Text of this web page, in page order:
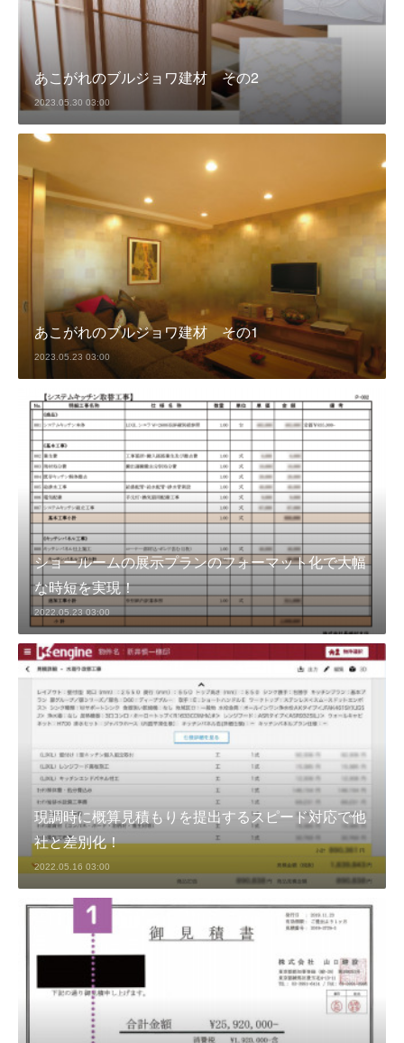
あこがれのブルジョワ建材 その2
2023.05.30 03:00
あこがれのブルジョワ建材 その1
2023.05.23 03:00
ショールームの展示プランのフォーマット化で大幅
な時短を実現！
2022.05.23 03:00
現調時に概算見積もりを提出するスピード対応で他
社と差別化！
2022.05.16 03:00